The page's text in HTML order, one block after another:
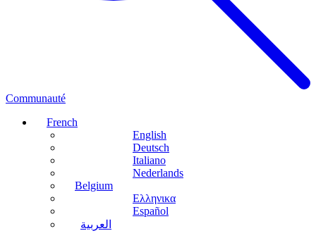
Communauté
French
English
Deutsch
Italiano
Nederlands
Belgium
Ελληνικα
Español
العربية